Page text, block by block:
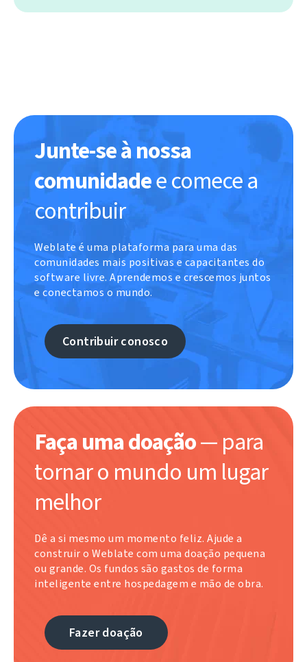
Junte-se à nossa
comunidadee comece a
contribuir
Weblate é uma plataforma para uma das
comunidades mais positivas e capacitantes do
software livre. Aprendemos e crescemos juntos
e conectamos o mundo.
Contribuir conosco
Faça uma doação— para
tornar o mundo um lugar
melhor
Dê a si mesmo um momento feliz. Ajude a
construir o Weblate com uma doação pequena
ou grande. Os fundos são gastos de forma
inteligente entre hospedagem e mão de obra.
Fazer doação